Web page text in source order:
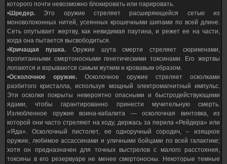
которого почти невозможно блокировать или парировать.
•Шредер. Это оружие стреляет расширяющейся сетью из
моноволоконных нитей, усеянных крошечными шипами по всей длине.
Сеть опутывает жертву, как невидимая паутина, и режет ее на части,
когда она пытается высвободиться.
•Кричащая пушка.Оружие шута смерти стреляет сюрикенами,
пропитанными смертоносными генетическими токсинами. Его жертвы
лопаются и взрываются самым жутким и кровавым образом.
•Осколочное оружие. Осколочное оружие стреляет осколками
разбитого кристалла, используя мощный электромагнитный импульс.
Эти осколки покрыты невероятно опасными и быстродействующими
ядами, чтобы гарантированно принести мучительную смерть.
Излюбленное оружие воина-кабалита — осколочная винтовка, из
которой они часто стреляют на ходу, держась за перила «Рейдера» или
«Яда». Осколочный пистолет, ее одноручный сородич, – изящное
оружие, любимое ассассинами и уличными бойцами по всей галактике;
хотя он предназначен для точных выстрелов с малого расстояния,
токсины в его резервуаре не менее смертоносны. Некоторые темные